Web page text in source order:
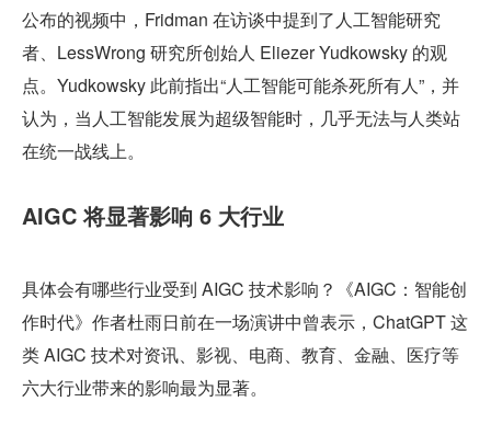
公布的视频中，Fridman 在访谈中提到了人工智能研究
者、LessWrong 研究所创始人 Eliezer Yudkowsky 的观
点。Yudkowsky 此前指出“人工智能可能杀死所有人”，并
认为，当人工智能发展为超级智能时，几乎无法与人类站
在统一战线上。
AIGC 将显著影响 6 大行业
具体会有哪些行业受到 AIGC 技术影响？《AIGC：智能创
作时代》作者杜雨日前在一场演讲中曾表示，ChatGPT 这
类 AIGC 技术对资讯、影视、电商、教育、金融、医疗等
六大行业带来的影响最为显著。